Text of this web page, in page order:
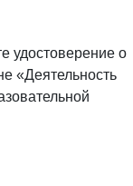
удостоверение о
«Деятельность